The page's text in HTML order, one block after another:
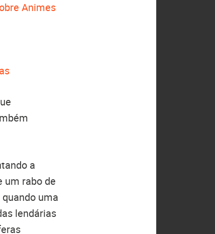
Animes
a
um rabo de
uma
lendárias